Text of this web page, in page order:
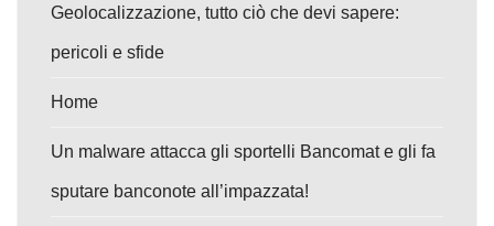
Geolocalizzazione, tutto ciò che devi sapere:
pericoli e sfide
Home
Un malware attacca gli sportelli Bancomat e gli fa
sputare banconote all’impazzata!